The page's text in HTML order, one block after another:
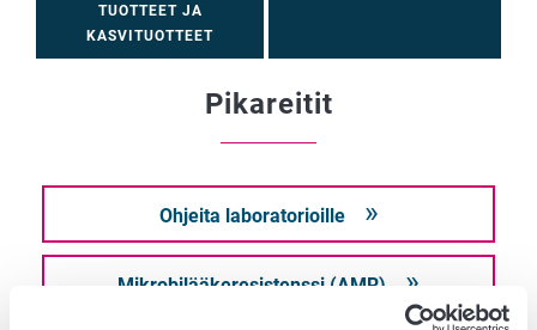
TUOTTEET JA
KASVITUOTTEET
Pikareitit
Ohjeita laboratorioille
Mikrobilääkeresistenssi (AMR)